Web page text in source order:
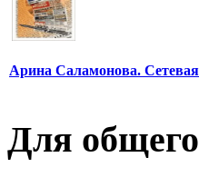
Арина Саламонова.
Для